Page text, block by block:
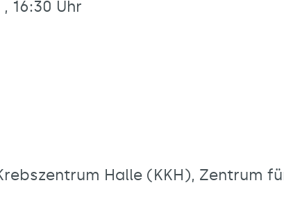
16:30 Uhr
Halle (KKH), Zentrum